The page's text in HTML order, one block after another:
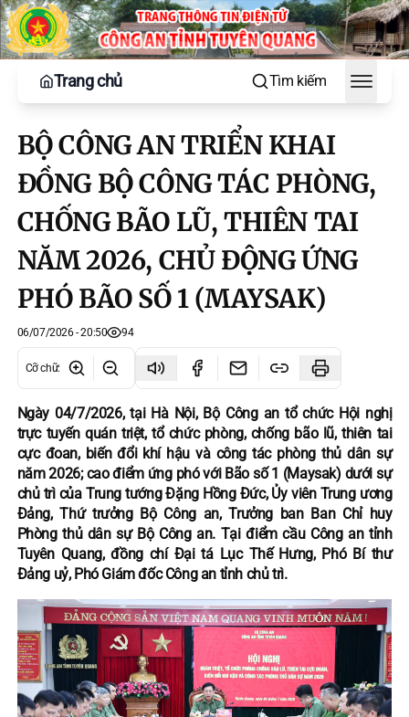
Trang chủ Tìm kiếm
Toggle
BỘ CÔNG AN TRIỂN KHAI
ĐỒNG BỘ CÔNG TÁC PHÒNG,
CHỐNG BÃO LŨ, THIÊN TAI
NĂM 2026, CHỦ ĐỘNG ỨNG
PHÓ BÃO SỐ 1 (MAYSAK)
06/07/2026 - 20:50 94
Cỡ chữ:
Ngày 04/7/2026, tại Hà Nội, Bộ Công an tổ chức Hội nghị
trực tuyến quán triệt, tổ chức phòng, chống bão lũ, thiên tai
cực đoan, biến đổi khí hậu và công tác phòng thủ dân sự
năm 2026; cao điểm ứng phó với Bão số 1 (Maysak) dưới sự
chủ trì của Trung tướng Đặng Hồng Đức, Ủy viên Trung ương
Đảng, Thứ trưởng Bộ Công an, Trưởng ban Ban Chỉ huy
Phòng thủ dân sự Bộ Công an. Tại điểm cầu Công an tỉnh
Tuyên Quang, đồng chí Đại tá Lục Thế Hưng, Phó Bí thư
Đảng uỷ, Phó Giám đốc Công an tỉnh chủ trì.